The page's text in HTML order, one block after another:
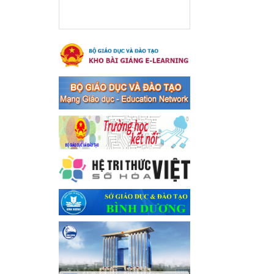
Hưởng ứng cuộc thi trực
tuyến "Tìm hiểu Nghị quyết
Trung ương 8 Khoá XIII"
Hưởng ứng cuộc thi trực tuyến
"Tìm hiểu Nghị quyết Trung
ương 8 Khoá XIII"
Ngày ban hành: 04/03/2024
Kế hoạch Triển khai công
tác tuyên truyền, đảm bảo
trật tự, an toàn giao thông
năm 2024 tại các cơ sở giáo
dục trên địa bàn thị xã Bến
Cát
Kế hoạch Triển khai công tác
tuyên truyền, đảm bảo trật tự,
an toàn giao thông năm 2024
tại các cơ sở giáo dục trên địa
bàn thị xã Bến Cát